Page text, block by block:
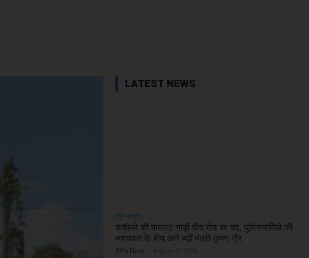
LATEST NEWS
मध्य प्रदेश
काफिले की पायलट गाड़ी बीच रोड पर बंद, पुलिसकर्मियों की
मशक्कत के बीच आगे बढ़ीं मंत्री कृष्णा गौर
TBN Desk